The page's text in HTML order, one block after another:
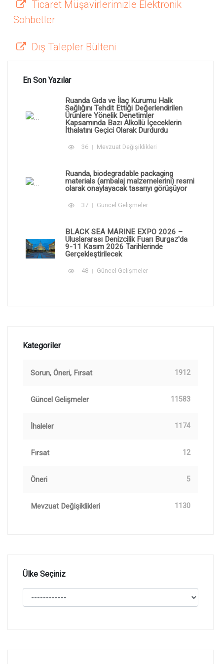
Ticaret Müşavirlerimizle Elektronik
Sohbetler
Dış Talepler Bülteni
En Son Yazılar
Ruanda Gıda ve İlaç Kurumu Halk
Sağlığını Tehdit Ettiği Değerlendirilen
Ürünlere Yönelik Denetimler
Kapsamında Bazı Alkollü İçeceklerin
İthalatını Geçici Olarak Durdurdu
36 Mevzuat Değişiklikleri
Ruanda, biodegradable packaging
materials (ambalaj malzemelerini) resmi
olarak onaylayacak tasarıyı görüşüyor
37 Güncel Gelişmeler
BLACK SEA MARINE EXPO 2026 –
Uluslararası Denizcilik Fuarı Burgaz'da
9-11 Kasım 2026 Tarihlerinde
Gerçekleştirilecek
48 Güncel Gelişmeler
Kategoriler
Sorun, Öneri, Fırsat 1912
Güncel Gelişmeler 11583
İhaleler 1174
Fırsat 12
Öneri 5
Mevzuat Değişiklikleri 1130
Ülke Seçiniz